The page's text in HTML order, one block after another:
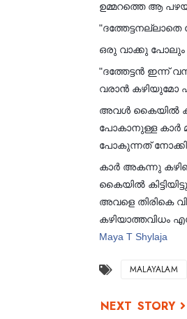
ഉമ്മറത്തെ ആ
ഒരു വാക്കു പോലും
"ദത്തേട്ടൻ ഇന്ന്
വരാൻ കഴിയുമോ
അവൾ കൈയിൽ
പോകാനുള്ള കാര്‍
പോകുന്നത് നോക്കി
കാര്‍ അകന്നു
കൈയില്‍
അവളെ തിരികെ
കഴിയാത്തവിധം
Maya T Shylaja
MALAYALAM